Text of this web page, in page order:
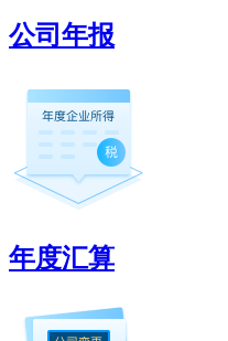
公司年报
年度汇算